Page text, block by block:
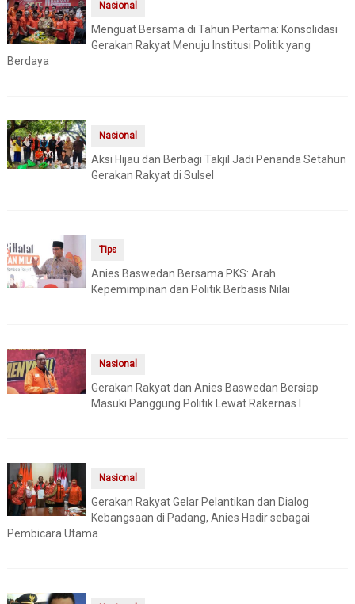
Nasional
Menguat Bersama di Tahun Pertama: Konsolidasi
Gerakan Rakyat Menuju Institusi Politik yang
Berdaya
Nasional
Aksi Hijau dan Berbagi Takjil Jadi Penanda Setahun
Gerakan Rakyat di Sulsel
Tips
Anies Baswedan Bersama PKS: Arah
Kepemimpinan dan Politik Berbasis Nilai
Nasional
Gerakan Rakyat dan Anies Baswedan Bersiap
Masuki Panggung Politik Lewat Rakernas I
Nasional
Gerakan Rakyat Gelar Pelantikan dan Dialog
Kebangsaan di Padang, Anies Hadir sebagai
Pembicara Utama